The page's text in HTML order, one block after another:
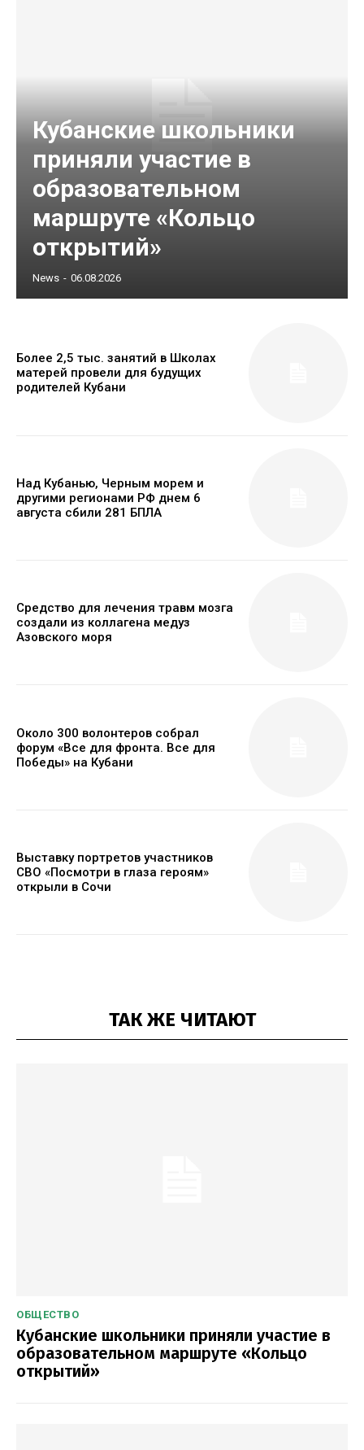
Кубанские школьники
приняли участие в
образовательном
маршруте «Кольцо
открытий»
News - 06.08.2026
Более 2,5 тыс. занятий в Школах
матерей провели для будущих
родителей Кубани
Над Кубанью, Черным морем и
другими регионами РФ днем 6
августа сбили 281 БПЛА
Средство для лечения травм мозга
создали из коллагена медуз
Азовского моря
Около 300 волонтеров собрал
форум «Все для фронта. Все для
Победы» на Кубани
Выставку портретов участников
СВО «Посмотри в глаза героям»
открыли в Сочи
ТАК ЖЕ ЧИТАЮТ
ОБЩЕСТВО
Кубанские школьники приняли участие в
образовательном маршруте «Кольцо
открытий»